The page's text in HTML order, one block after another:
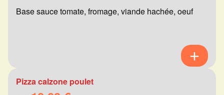
Base sauce tomate, fromage, viande hachée, oeuf
Pizza calzone poulet